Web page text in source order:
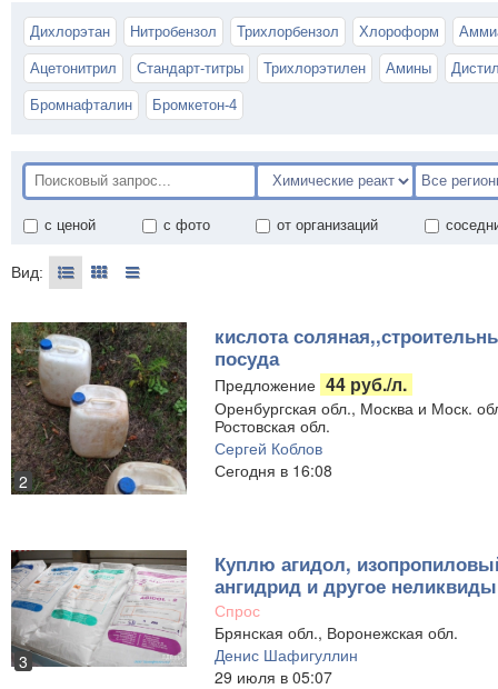
Дихлорэтан Нитробензол Трихлорбензол Хлороформ
Ацетонитрил Стандарт-титры Трихлорэтилен Амины
Бромнафталин Бромкетон-4
с ценой с фото от организаций
Вид:
2
кислота
посуда
Предложение 44 руб./л.
Оренбургская обл., Москва и Моск.
Ростовская обл.
Сергей Коблов
Сегодня в 16:08
3
Куплю агидол,
ангидрид и другое неликвиды
Спрос
Брянская обл., Воронежская обл.
Денис Шафигуллин
29 июля в 05:07